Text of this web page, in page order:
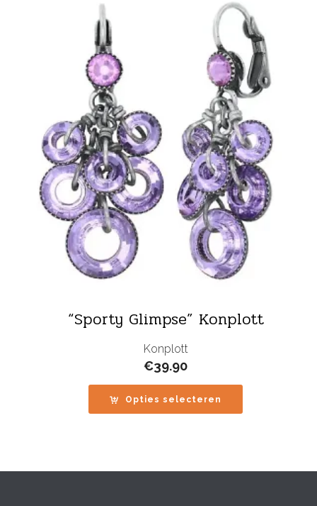
“Sporty Glimpse” Konplott
Konplott
€39.90
Opties selecteren